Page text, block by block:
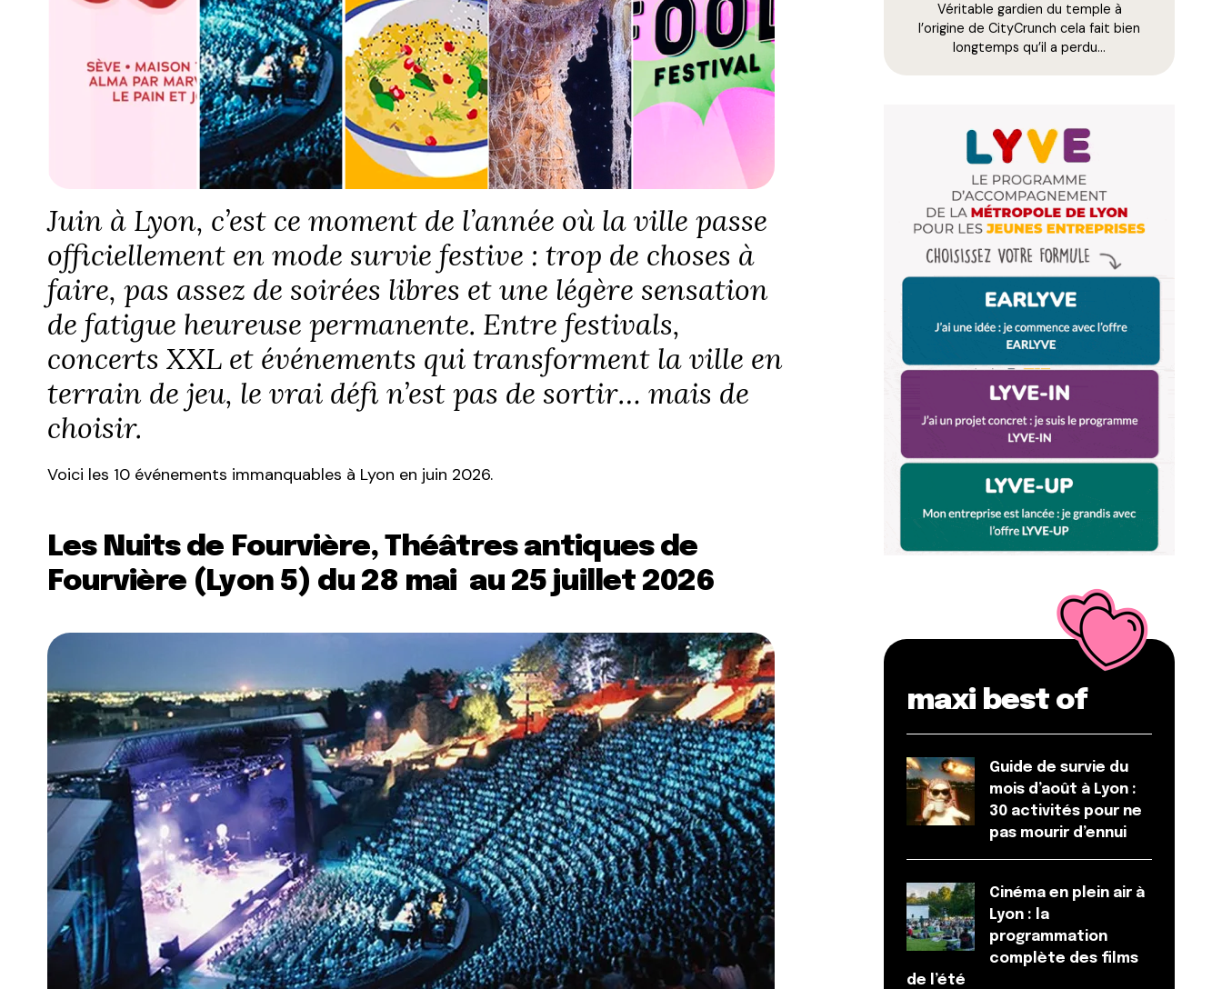
Juin à Lyon, c’est ce moment de l’année où la ville passe
officiellement en mode survie festive : trop de choses à
faire, pas assez de soirées libres et une légère sensation
de fatigue heureuse permanente. Entre festivals,
concerts XXL et événements qui transforment la ville en
terrain de jeu, le vrai défi n’est pas de sortir… mais de
choisir.
Voici les 10 événements immanquables à Lyon en juin 2026.
Les Nuits de Fourvière, Théâtres antiques de
Fourvière (Lyon 5) du 28 mai au 25 juillet 2026
Véritable gardien du temple à
l’origine de CityCrunch cela fait bien
longtemps qu’il a perdu…
maxi best of
Guide de survie du
mois d’août à Lyon :
30 activités pour ne
pas mourir d’ennui
Cinéma en plein air à
Lyon : la
programmation
complète des films
de l’été